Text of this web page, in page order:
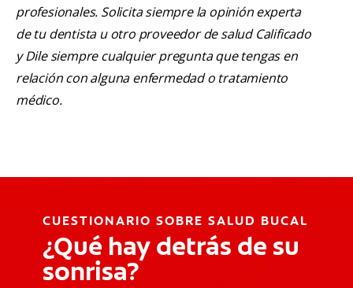
profesionales. Solicita siempre la opinión experta
de tu dentista u otro proveedor de salud Calificado
y Dile siempre cualquier pregunta que tengas en
relación con alguna enfermedad o tratamiento
médico.
CUESTIONARIO SOBRE SALUD BUCAL
¿Qué hay detrás de su
sonrisa?